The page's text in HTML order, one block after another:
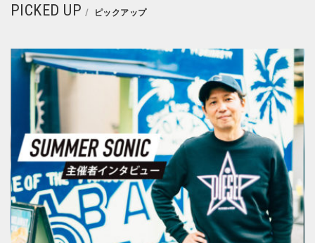
PICKED UP ピックアップ